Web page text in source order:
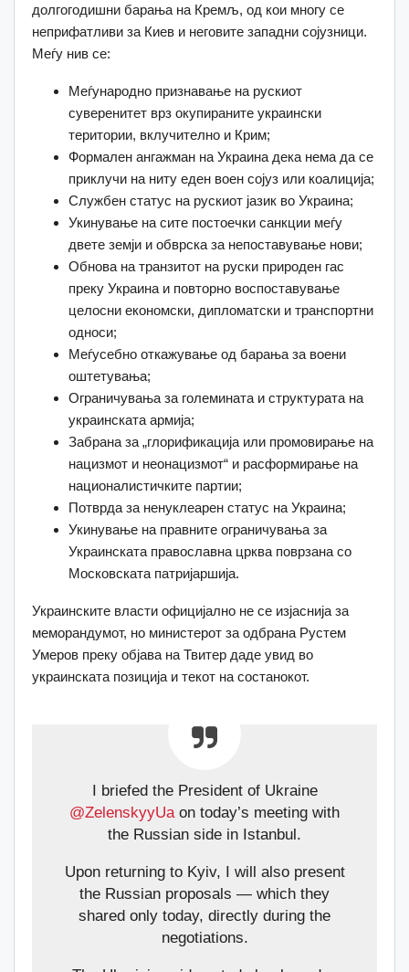
долгогодишни барања на Кремљ, од кои многу се
неприфатливи за Киев и неговите западни сојузници.
Меѓу нив се:
Меѓународно признавање на рускиот
суверенитет врз окупираните украински
територии, вклучително и Крим;
Формален ангажман на Украина дека нема да се
приклучи на ниту еден воен сојуз или коалиција;
Службен статус на рускиот јазик во Украина;
Укинување на сите постоечки санкции меѓу
двете земји и обврска за непоставување нови;
Обнова на транзитот на руски природен гас
преку Украина и повторно воспоставување
целосни економски, дипломатски и транспортни
односи;
Меѓусебно откажување од барања за воени
оштетувања;
Ограничувања за големината и структурата на
украинската армија;
Забрана за „глорификација или промовирање на
нацизмот и неонацизмот“ и расформирање на
националистичките партии;
Потврда за ненуклеарен статус на Украина;
Укинување на правните ограничувања за
Украинската православна црква поврзана со
Московската патријаршија.
Украинските власти официјално не се изјаснија за
меморандумот, но министерот за одбрана Рустем
Умеров преку објава на Твитер даде увид во
украинската позиција и текот на состанокот.
I briefed the President of Ukraine
@ZelenskyyUa on today’s meeting with
the Russian side in Istanbul.
Upon returning to Kyiv, I will also present
the Russian proposals — which they
shared only today, directly during the
negotiations.